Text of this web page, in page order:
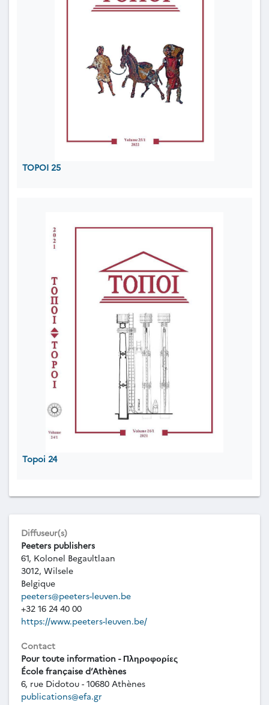
TOPOI 25
Topoi 24
Diffuseur(s)
Peeters publishers
61, Kolonel Begaultlaan
3012, Wilsele
Belgique
peeters@peeters-leuven.be
+32 16 24 40 00
https://www.peeters-leuven.be/
Contact
Pour toute information - Πληροφορίες
École française d’Athènes
6, rue Didotou - 10680 Athènes
publications@efa.gr